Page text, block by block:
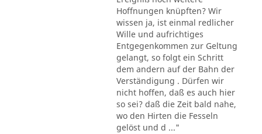
Hoffnungen knüpften? Wir
wissen ja, ist einmal redlicher
Wille und aufrichtiges
Entgegenkommen zur Geltung
gelangt, so folgt ein Schritt
dem andern auf der Bahn der
Verständigung . Dürfen wir
nicht hoffen, daß es auch hier
so sei? daß die Zeit bald nahe,
wo den Hirten die Fesseln
gelöst und d ..."